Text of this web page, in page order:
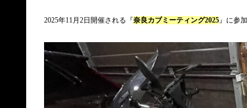
2025年11月2日開催される『奈良カブミーティング2025』に参